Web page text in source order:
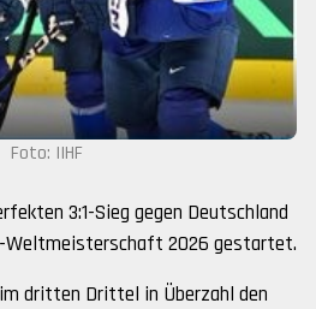
Foto: IIHF
3:1-Sieg gegen Deutschland
Weltmeisterschaft 2026 gestartet.
dritten Drittel in Überzahl den